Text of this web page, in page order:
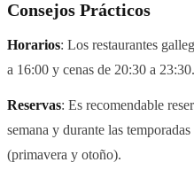
Consejos Prácticos
Horarios: Los restaurantes
a 16:00 y cenas de 20:30 a
Reservas: Es recomendable
semana y durante las
(primavera y otoño).